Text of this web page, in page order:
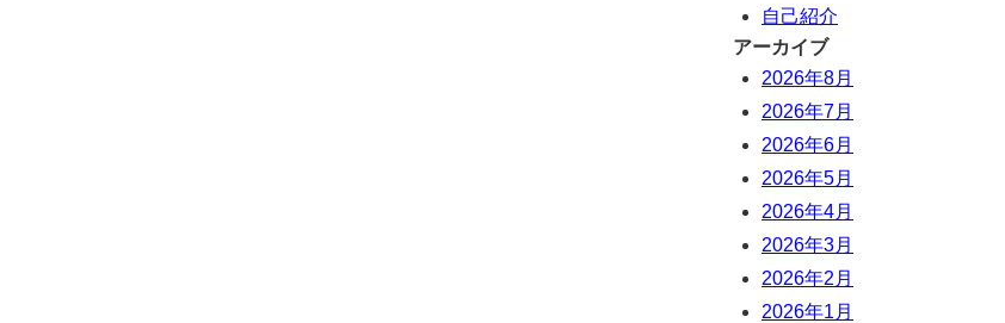
自己紹介
アーカイブ
2026年8月
2026年7月
2026年6月
2026年5月
2026年4月
2026年3月
2026年2月
2026年1月